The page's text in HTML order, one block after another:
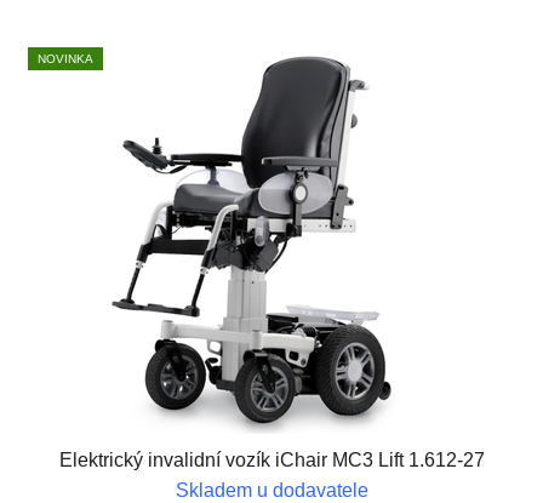
NOVINKA
Elektrický invalidní vozík iChair MC3 Lift 1.612-27
Skladem u dodavatele